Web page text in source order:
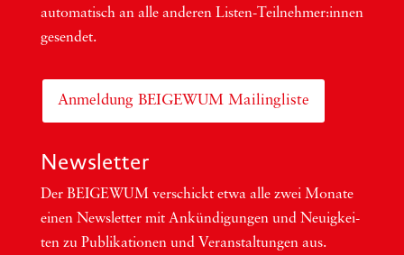
auto­ma­tisch an alle ande­ren Lis­ten-Teil­neh­me­r:in­nen
gesendet.
Anmeldung BEIGEWUM Mailingliste
Newsletter
Der BEIGEWUM ver­schickt etwa alle zwei Mona­te
einen News­let­ter mit Ankün­di­gun­gen und Neu­ig­kei­
ten zu Publi­ka­tio­nen und Ver­an­stal­tun­gen aus.